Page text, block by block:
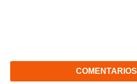
COMENTARIOS